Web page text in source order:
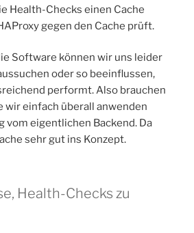
Health-Checks einen Cache
gegen den Cache prüft.
Software können wir uns leider
oder so beeinflussen,
performt. Also brauchen
wir einfach überall anwenden
vom eigentlichen Backend. Da
sehr gut ins Konzept.
Health-Checks zu